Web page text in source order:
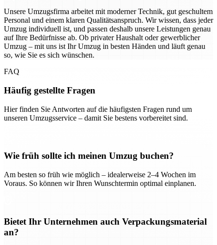
Unsere Umzugsfirma arbeitet mit moderner Technik, gut geschultem
Personal und einem klaren Qualitätsanspruch. Wir wissen, dass jeder
Umzug individuell ist, und passen deshalb unsere Leistungen genau
auf Ihre Bedürfnisse ab. Ob privater Haushalt oder gewerblicher
Umzug – mit uns ist Ihr Umzug in besten Händen und läuft genau
so, wie Sie es sich wünschen.
FAQ
Häufig gestellte Fragen
Hier finden Sie Antworten auf die häufigsten Fragen rund um
unseren Umzugsservice – damit Sie bestens vorbereitet sind.
Wie früh sollte ich meinen Umzug buchen?
Am besten so früh wie möglich – idealerweise 2–4 Wochen im
Voraus. So können wir Ihren Wunschtermin optimal einplanen.
Bietet Ihr Unternehmen auch Verpackungsmaterial
an?